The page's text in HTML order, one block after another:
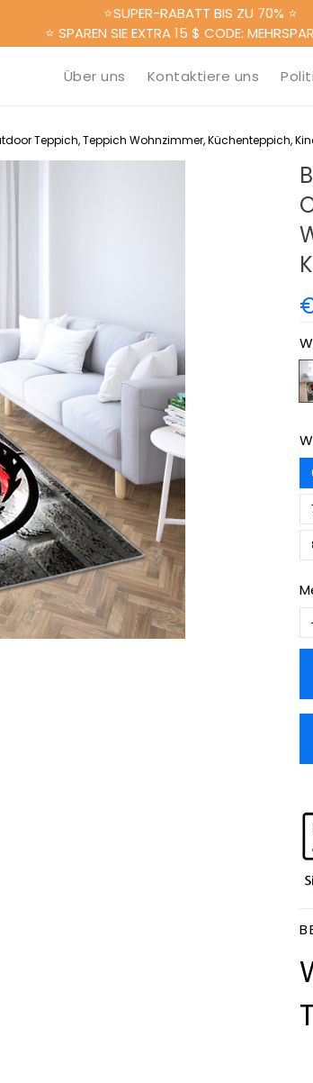
⭐SUPER-RABATT BIS ZU 70% ⭐
⭐ SPAREN SIE EXTRA 15 $ CODE:
Über uns Kontaktiere uns
Teppich, Teppich Wohnzimmer, Küchenteppich,